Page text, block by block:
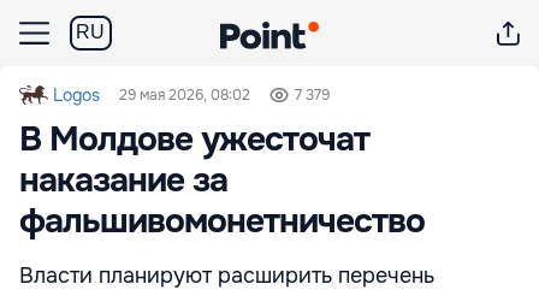
RU
Logos 29 мая 2026, 08:02 7 379
В Молдове ужесточат
наказание за
фальшивомонетничество
Власти планируют расширить перечень